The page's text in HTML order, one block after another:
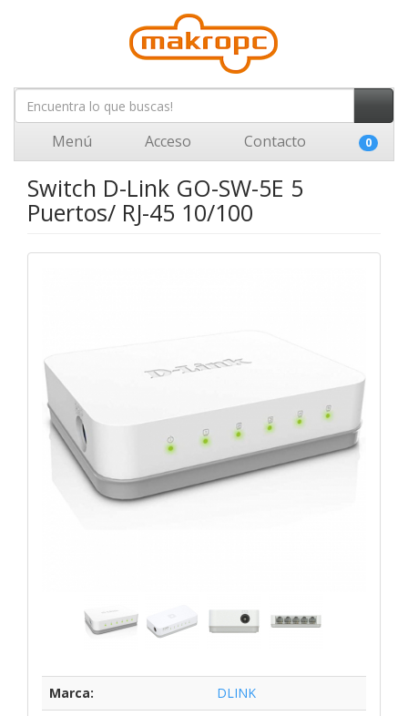
Menú Acceso Contacto 0
Switch D-Link GO-SW-5E 5
Puertos/ RJ-45 10/100
Marca:
DLINK